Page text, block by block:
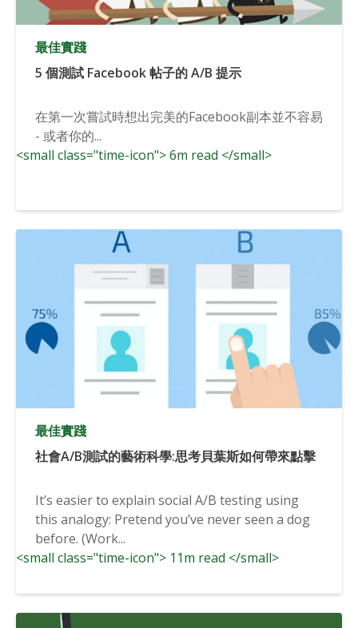
最佳實踐
5 個測試 Facebook 帖子的 A/B 提示
在第一次嘗試時想出完美的Facebook副本並不容易
- 或者你的...
<small class="time-icon"> 6m read </small>
最佳實踐
社會A/B測試的藝術科學:思考貝葉斯如何帶來點擊
It’s easier to explain social A/B testing using
this analogy: Pretend you’ve never seen a dog
before. (Work...
<small class="time-icon"> 11m read </small>